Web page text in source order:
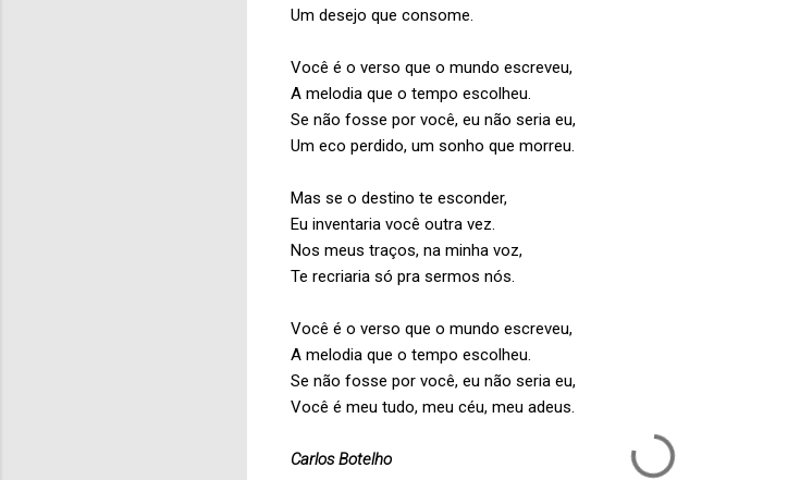
Um desejo que consome.
Você é o verso que o mundo escreveu,
A melodia que o tempo escolheu.
Se não fosse por você, eu não seria eu,
Um eco perdido, um sonho que morreu.
Mas se o destino te esconder,
Eu inventaria você outra vez.
Nos meus traços, na minha voz,
Te recriaria só pra sermos nós.
Você é o verso que o mundo escreveu,
A melodia que o tempo escolheu.
Se não fosse por você, eu não seria eu,
Você é meu tudo, meu céu, meu adeus.
Carlos Botelho